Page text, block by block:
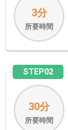
3分
所要時間
STEP02
30分
所要時間